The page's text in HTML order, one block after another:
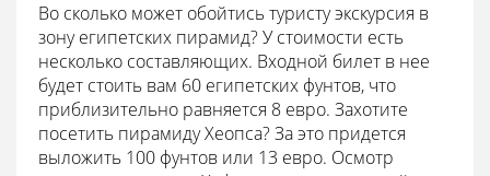
Во сколько может обойтись туристу экскурсия в
зону египетских пирамид? У стоимости есть
несколько составляющих. Входной билет в нее
будет стоить вам 60 египетских фунтов, что
приблизительно равняется 8 евро. Захотите
посетить пирамиду Хеопса? За это придется
выложить 100 фунтов или 13 евро. Осмотр